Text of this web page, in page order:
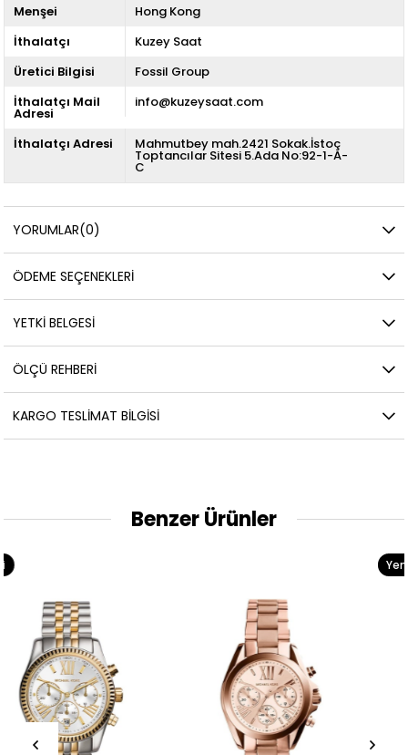
Menşei
Hong Kong
İthalatçı
Kuzey Saat
Üretici Bilgisi
Fossil Group
İthalatçı Mail
Adresi
info@kuzeysaat.com
İthalatçı Adresi Mahmutbey mah.2421 Sokak.İstoç
Toptancılar Sitesi 5.Ada No:92-1-A-
C
YORUMLAR(0)
ÖDEME SEÇENEKLERI
YETKİ BELGESİ
ÖLÇÜ REHBERI
KARGO TESLIMAT BILGISI
Benzer Ürünler